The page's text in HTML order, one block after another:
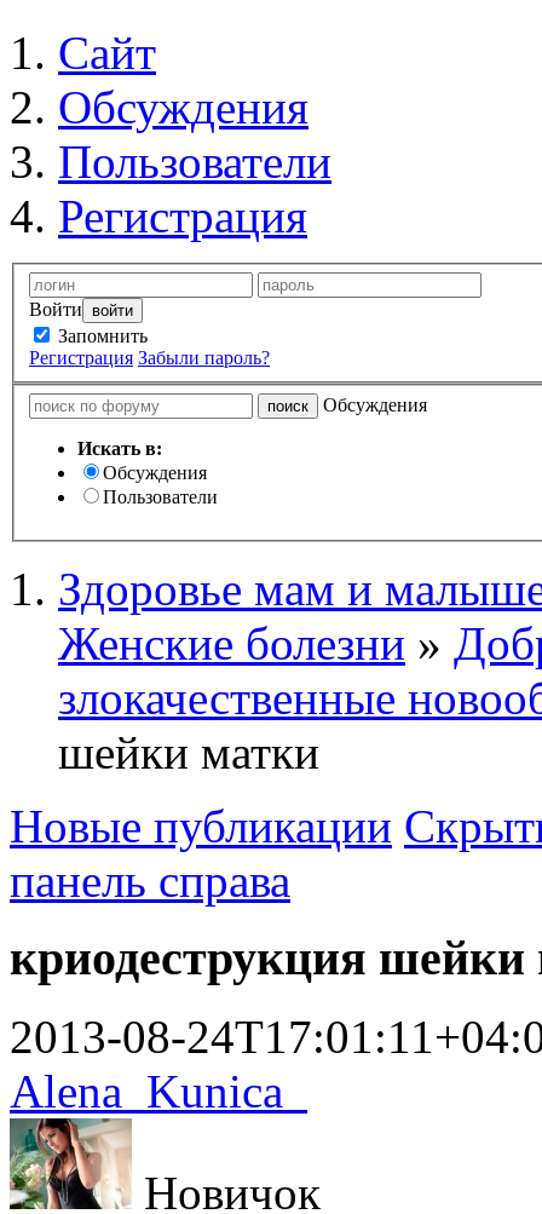
Сайт
Обсуждения
Пользователи
Регистрация
Войти
Запомнить
Регистрация Забыли пароль?
Обсуждения
Искать в:
Обсуждения
Пользователи
Здоровье мам и
Женские болезни »
злокачественные
шейки матки
Новые публикации
панель справа
криодеструкция шейки
2013-08-
Alena_Kunica_
Новичок